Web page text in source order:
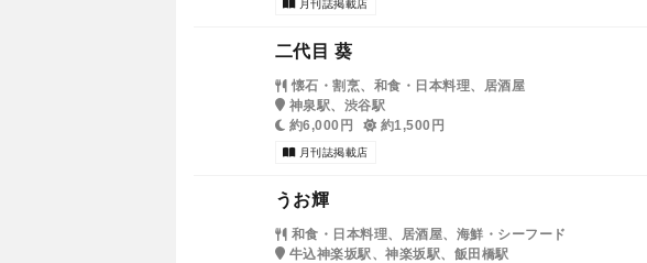
月刊誌掲載店
二代目 葵
懐石・割烹、和食・日本料理、居酒屋
神泉駅、渋谷駅
約6,000円
約1,500円
月刊誌掲載店
うお輝
和食・日本料理、居酒屋、海鮮・シーフード
牛込神楽坂駅、神楽坂駅、飯田橋駅